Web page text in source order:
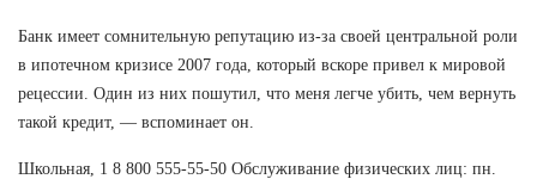
Банк имеет сомнительную репутацию из-за своей центральной роли
в ипотечном кризисе 2007 года, который вскоре привел к мировой
рецессии. Один из них пошутил, что меня легче убить, чем вернуть
такой кредит, — вспоминает он.
Школьная, 1 8 800 555-55-50 Обслуживание физических лиц: пн.